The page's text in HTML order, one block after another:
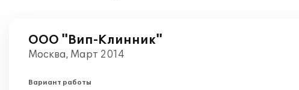
ООО "Вип-Клинник"
Москва, Март 2014
Вариант работы